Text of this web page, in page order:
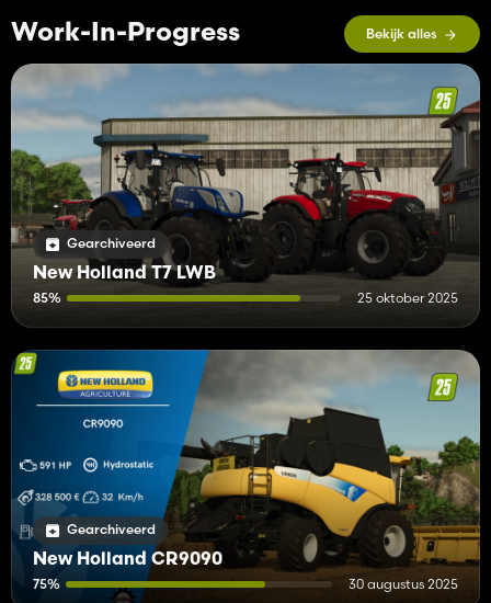
Work-In-Progress Bekijk alles
Gearchiveerd
New Holland T7 LWB
85% 25 oktober 2025
Gearchiveerd
New Holland CR9090
75% 30 augustus 2025